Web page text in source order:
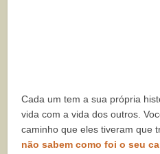
Cada um tem a sua própria
vida com a vida dos outros.
caminho que eles tiveram que
não sabem como foi o seu